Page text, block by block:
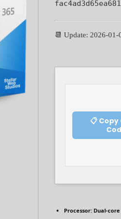
📆 Update: 2026-01-
📋
Processor: Dual-